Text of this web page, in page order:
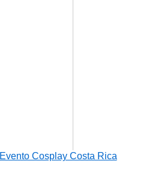
Evento Cosplay Costa Rica